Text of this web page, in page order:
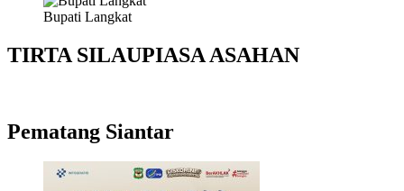
Bupati Langkat
TIRTA SILAUPIASA ASAHAN
Pematang Siantar